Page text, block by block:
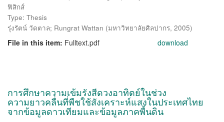
ฟิสิกส์
Type: Thesis
รุ่งรัตน์ วัดตาล; Rungrat Wattan (มหาวิทยาลัยศิลปากร, 2005)
File in this item: Fulltext.pdf download
การศึกษาความเข้มรังสีดวงอาทิตย์ในช่วง
ความยาวคลื่นที่พืชใช้สังเคราะห์แสงในประเทศไทย
จากข้อมูลดาวเทียมและข้อมูลภาคพื้นดิน